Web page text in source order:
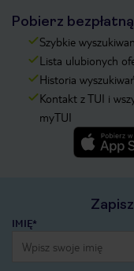
Pobierz
Szybkie
Lista ulubionych
Historia
Kontakt z TUI i
myTUI
IMIĘ*